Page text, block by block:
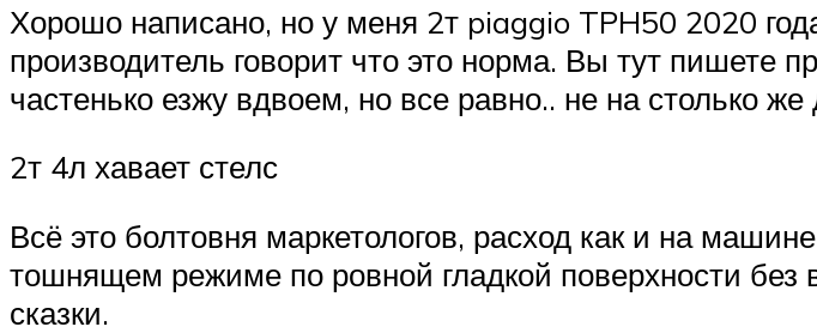
Хорошо написано, но у меня 2т piaggio TPH50 2020
производитель говорит что это норма. Вы тут пишете
частенько езжу вдвоем, но все равно.. не на столько
2т 4л хавает стелс
Всё это болтовня маркетологов, расход как и на
тошнящем режиме по ровной гладкой поверхности без
сказки.